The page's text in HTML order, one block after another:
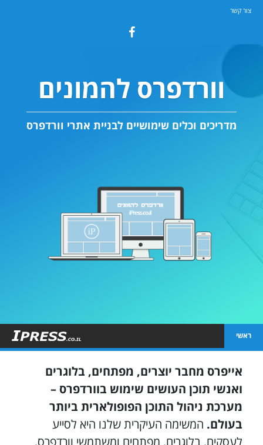
צור קשר
וורדפרס להמונים
מדריכים וכלים שימושיים לבניית אתרי וורדפרס
ראשי
אייפרס מחבר יוצרים, מפתחים, בלוגרים
ואנשי תוכן העושים שימוש בוורדפרס –
מערכת ניהול התוכן הפופולארית ביותר
בעולם. המשימה העיקרית שלנו היא לסייע
לעסקים, בלוגרים, מפתחים ומשתמשי וורדפרס,